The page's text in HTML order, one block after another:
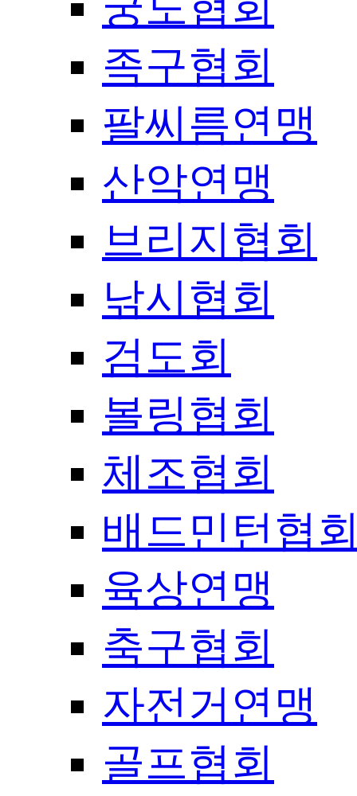
족구협회
팔씨름연맹
산악연맹
브리지협회
낚시협회
검도회
볼링협회
체조협회
배드민턴협
육상연맹
축구협회
자전거연맹
골프협회